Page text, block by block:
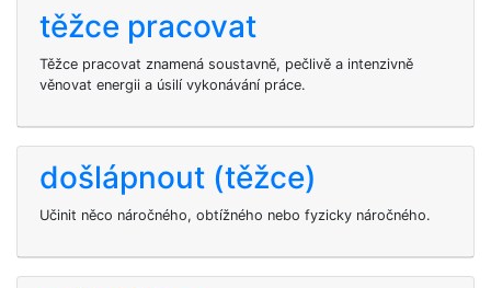
těžce pracovat
Těžce pracovat znamená soustavně, pečlivě a intenzivně
věnovat energii a úsilí vykonávání práce.
došlápnout (těžce)
Učinit něco náročného, obtížného nebo fyzicky náročného.